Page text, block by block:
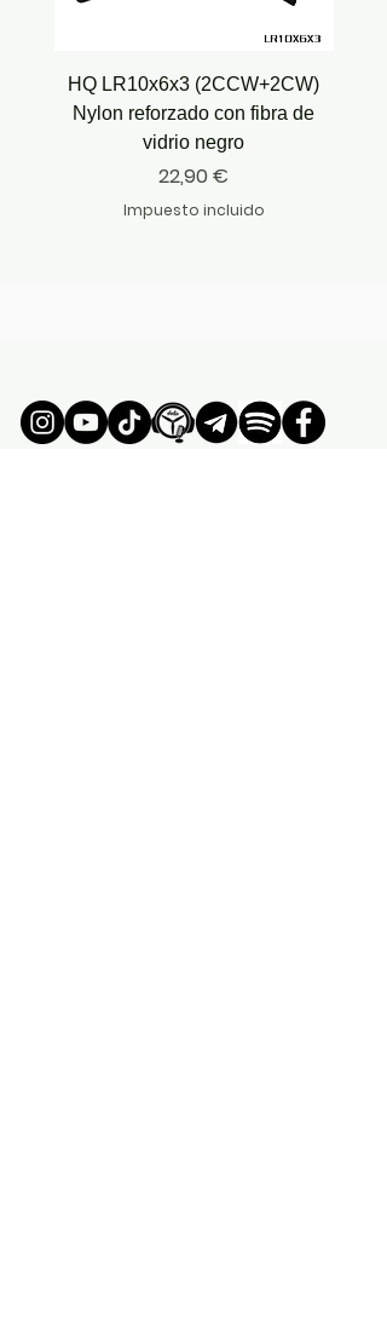
HQ LR10x6x3 (2CCW+2CW)
Nylon reforzado con fibra de
vidrio negro
Precio
22,90 €
Impuesto incluido